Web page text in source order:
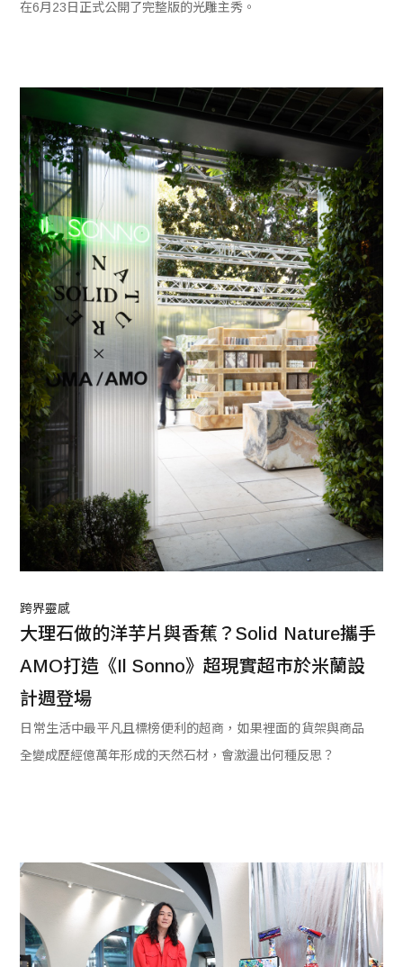
在6月23日正式公開了完整版的光雕主秀。
跨界靈感
大理石做的洋芋片與香蕉？Solid Nature攜手
AMO打造《Il Sonno》超現實超市於米蘭設
計週登場
日常生活中最平凡且標榜便利的超商，如果裡面的貨架與商品
全變成歷經億萬年形成的天然石材，會激盪出何種反思？